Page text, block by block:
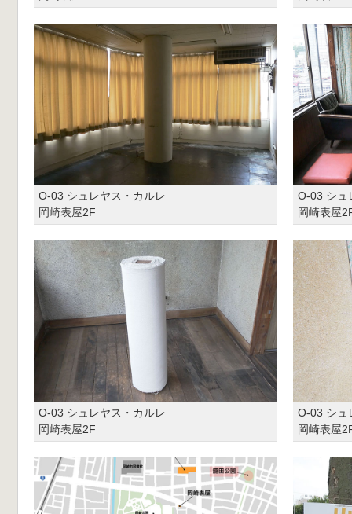
O-03 シュレヤス・カルレ
岡崎表屋2F
O-03 シュ
岡崎表屋
O-03 シュレヤス・カルレ
岡崎表屋2F
O-03 シュ
岡崎表屋